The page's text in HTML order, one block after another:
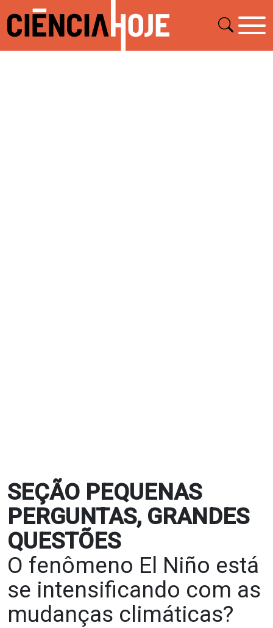
SEÇÃO PEQUENAS
PERGUNTAS, GRANDES
QUESTÕES
O fenômeno El Niño está
se intensificando com as
mudanças climáticas?